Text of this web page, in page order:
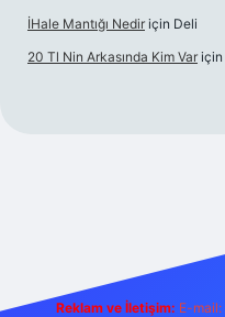
İHale Mantığı Nedir için Deli
20 Tl Nin Arkasında Kim Var için
Reklam ve İletişim: E-mail: